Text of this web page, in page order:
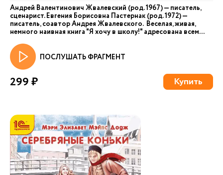
Андрей Валентинович Жвалевский (род. 1967) — писатель,
сценарист. Евгения Борисовна Пастернак (род. 1972) —
писатель, соавтор Андрея Жвалевского. Веселая, живая,
немного наивная книга "Я хочу в школу!" адресована всем...
ПОСЛУШАТЬ ФРАГМЕНТ
299 ₽ Купить